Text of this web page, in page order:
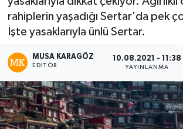
rahiplerin yaşadığı Sertar'da pek
İşte yasaklarıyla ünlü Sertar.
MUSA KARAGÖZ
EDITÖR
10.08.2021 - 11:38
YAYINLANMA
Tüm Manşetler